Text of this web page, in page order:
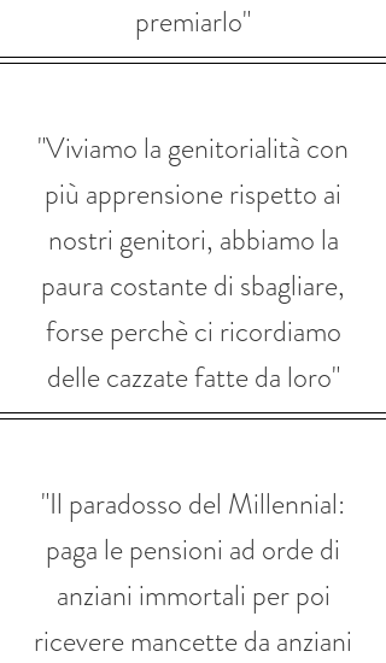
premiarlo"
"Viviamo la genitorialità con
più apprensione rispetto ai
nostri genitori, abbiamo la
paura costante di sbagliare,
forse perchè ci ricordiamo
delle cazzate fatte da loro"
"Il paradosso del Millennial:
paga le pensioni ad orde di
anziani immortali per poi
ricevere mancette da anziani